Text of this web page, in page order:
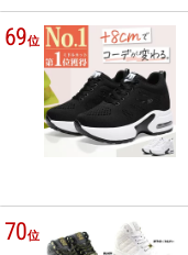
69位
70位